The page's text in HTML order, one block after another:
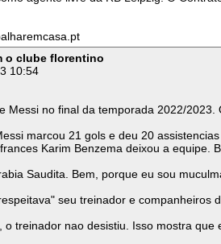
o clube florentino
10:54
Messi no final da temporada 2022/
marcou 21 gols e deu 20
Karim Benzema deixou a
Saudita. Bem, porque eu sou
seu treinador e
treinador nao desistiu. Isso mostra